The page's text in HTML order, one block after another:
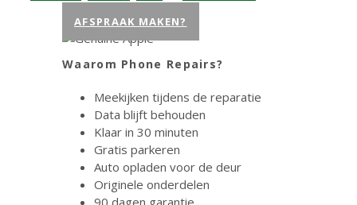
AFSPRAAK MAKEN?
Waarom Phone Repairs?
Meekijken tijdens de reparatie
Data blijft behouden
Klaar in 30 minuten
Gratis parkeren
Auto opladen voor de deur
Originele onderdelen